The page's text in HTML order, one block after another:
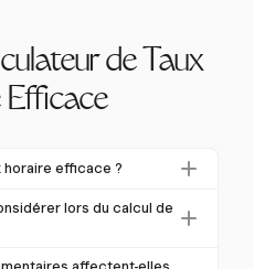
de Taux
Efficace
horaire efficace ?
efficace, divisez
total d'heures
lors du calcul de
impôts et les heures